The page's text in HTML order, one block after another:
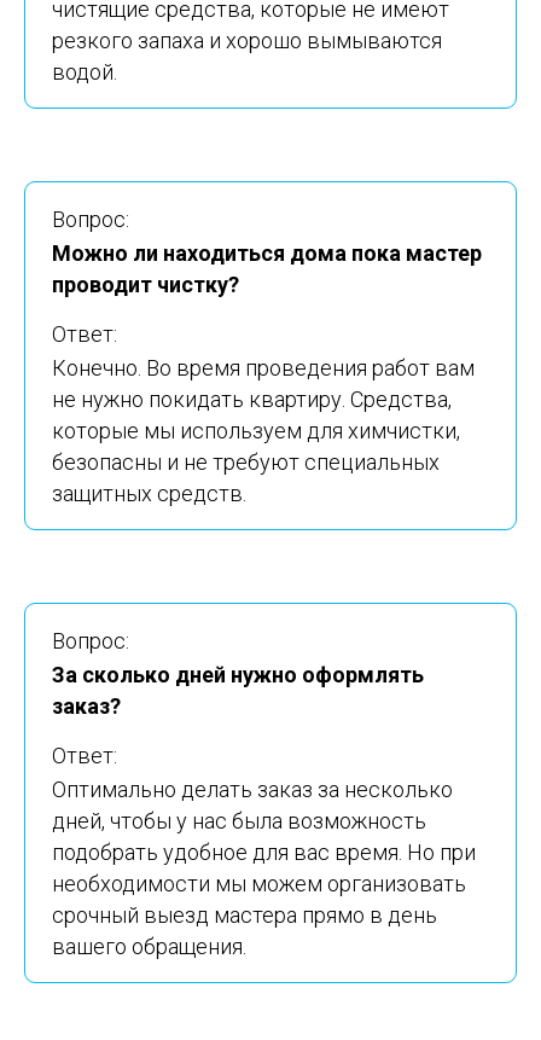
чистящие средства, которые не имеют
резкого запаха и хорошо вымываются
водой.
Вопрос:
Можно ли находиться дома пока мастер
проводит чистку?
Ответ:
Конечно. Во время проведения работ вам
не нужно покидать квартиру. Средства,
которые мы используем для химчистки,
безопасны и не требуют специальных
защитных средств.
Вопрос:
За сколько дней нужно оформлять
заказ?
Ответ:
Оптимально делать заказ за несколько
дней, чтобы у нас была возможность
подобрать удобное для вас время. Но при
необходимости мы можем организовать
срочный выезд мастера прямо в день
вашего обращения.